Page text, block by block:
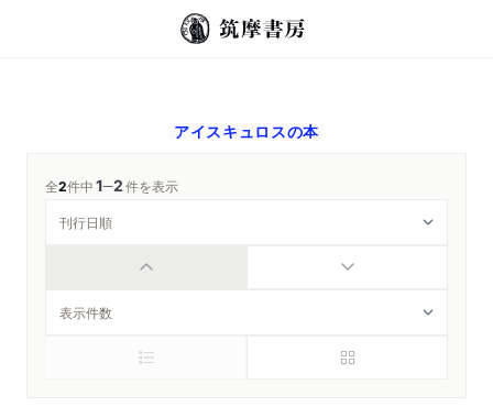
アイスキュロスの本
全2件中1─2件を表示